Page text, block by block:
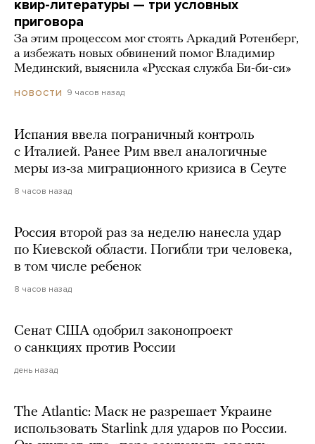
квир-литературы — три условных
приговора
За этим процессом мог стоять Аркадий Ротенберг,
а избежать новых обвинений помог Владимир
Мединский, выяснила «Русская служба Би-би-си»
НОВОСТИ 9 часов назад
Испания ввела пограничный контроль
с Италией. Ранее Рим ввел аналогичные
меры из-за миграционного кризиса в Сеуте
8 часов назад
Россия второй раз за неделю нанесла удар
по Киевской области. Погибли три человека,
в том числе ребенок
8 часов назад
Сенат США одобрил законопроект
о санкциях против России
день назад
The Atlantic: Маск не разрешает Украине
использовать Starlink для ударов по России.